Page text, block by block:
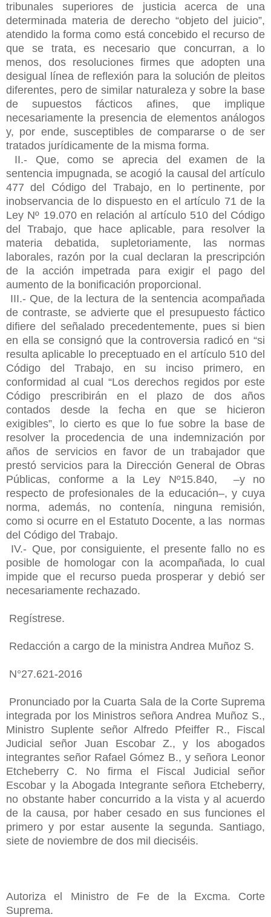
tribunales superiores de justicia acerca de una
determinada materia de derecho “objeto del juicio”,
atendido la forma como está concebido el recurso de
que se trata, es necesario que concurran, a lo
menos, dos resoluciones firmes que adopten una
desigual línea de reflexión para la solución de pleitos
diferentes, pero de similar naturaleza y sobre la base
de supuestos fácticos afines, que implique
necesariamente la presencia de elementos análogos
y, por ende, susceptibles de compararse o de ser
tratados jurídicamente de la misma forma.
II.- Que, como se aprecia del examen de la
sentencia impugnada, se acogió la causal del artículo
477 del Código del Trabajo, en lo pertinente, por
inobservancia de lo dispuesto en el artículo 71 de la
Ley Nº 19.070 en relación al artículo 510 del Código
del Trabajo, que hace aplicable, para resolver la
materia debatida, supletoriamente, las normas
laborales, razón por la cual declaran la prescripción
de la acción impetrada para exigir el pago del
aumento de la bonificación proporcional.
III.- Que, de la lectura de la sentencia acompañada
de contraste, se advierte que el presupuesto fáctico
difiere del señalado precedentemente, pues si bien
en ella se consignó que la controversia radicó en “si
resulta aplicable lo preceptuado en el artículo 510 del
Código del Trabajo, en su inciso primero, en
conformidad al cual “Los derechos regidos por este
Código prescribirán en el plazo de dos años
contados desde la fecha en que se hicieron
exigibles”, lo cierto es que lo fue sobre la base de
resolver la procedencia de una indemnización por
años de servicios en favor de un trabajador que
prestó servicios para la Dirección General de Obras
Públicas, conforme a la Ley Nº15.840, –y no
respecto de profesionales de la educación–, y cuya
norma, además, no contenía, ninguna remisión,
como si ocurre en el Estatuto Docente, a las normas
del Código del Trabajo.
IV.- Que, por consiguiente, el presente fallo no es
posible de homologar con la acompañada, lo cual
impide que el recurso pueda prosperar y debió ser
necesariamente rechazado.
Regístrese.
Redacción a cargo de la ministra Andrea Muñoz S.
N°27.621-2016
Pronunciado por la Cuarta Sala de la Corte Suprema
integrada por los Ministros señora Andrea Muñoz S.,
Ministro Suplente señor Alfredo Pfeiffer R., Fiscal
Judicial señor Juan Escobar Z., y los abogados
integrantes señor Rafael Gómez B., y señora Leonor
Etcheberry C. No firma el Fiscal Judicial señor
Escobar y la Abogada Integrante señora Etcheberry,
no obstante haber concurrido a la vista y al acuerdo
de la causa, por haber cesado en sus funciones el
primero y por estar ausente la segunda. Santiago,
siete de noviembre de dos mil dieciséis.
Autoriza el Ministro de Fe de la Excma. Corte
Suprema.